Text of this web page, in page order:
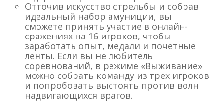
Отточив искусство стрельбы и собрав
идеальный набор амуниции, вы
сможете принять участие в онлайн-
сражениях на 16 игроков, чтобы
заработать опыт, медали и почетные
ленты. Если вы не любитель
соревнований, в режиме «Выживание»
можно собрать команду из трех игроков
и попробовать выстоять против волн
надвигающихся врагов.